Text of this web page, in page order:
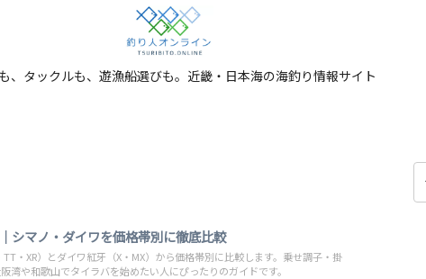
、タックルも、遊漁船選びも。近畿・日本海の海釣り情報サイト
シマノ・ダイワを価格帯別に徹底比較
・XR）とダイワ紅牙（X・MX）から価格帯別に比較します。乗せ調子・掛
湾や和歌山でタイラバを始めたい人にぴったりのガイドです。